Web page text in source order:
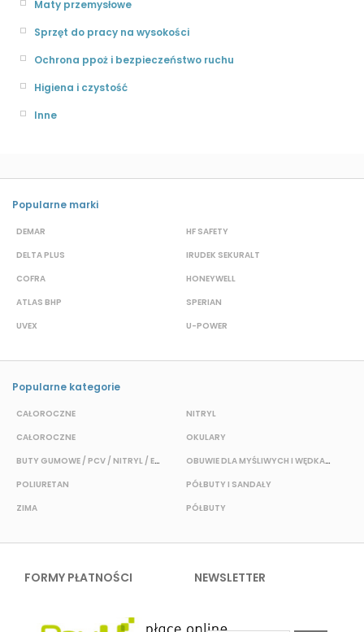
Maty przemysłowe
Sprzęt do pracy na wysokości
Ochrona ppoż i bezpieczeństwo ruchu
Higiena i czystość
Inne
Popularne marki
DEMAR
DELTA PLUS
COFRA
ATLAS BHP
UVEX
HF SAFETY
IRUDEK SEKURALT
HONEYWELL
SPERIAN
U-POWER
Popularne kategorie
CAŁOROCZNE
CAŁOROCZNE
BUTY GUMOWE / PCV / NITRYL / EVA
POLIURETAN
ZIMA
NITRYL
OKULARY
OBUWIE DLA MYŚLIWYCH I WĘDKARZY
PÓŁBUTY I SANDAŁY
PÓŁBUTY
FORMY PŁATNOŚCI NEWSLETTER